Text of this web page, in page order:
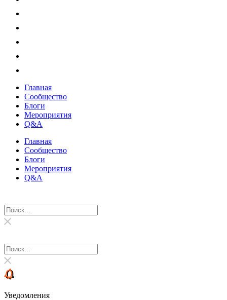
Главная
Сообщество
Блоги
Мероприятия
Q&A
Главная
Сообщество
Блоги
Мероприятия
Q&A
Уведомления